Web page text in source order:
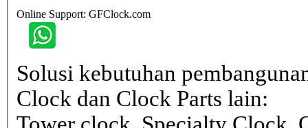
Online Support: GFClock.com
Solusi kebutuhan
Clock dan Clock Parts lain: